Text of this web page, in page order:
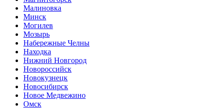
Малиновка
Минск
Могилев
Мозырь
Набережные Челны
Находка
Нижний Новгород
Новороссийск
Новокузнецк
Новосибирск
Новое Медвежино
Омск